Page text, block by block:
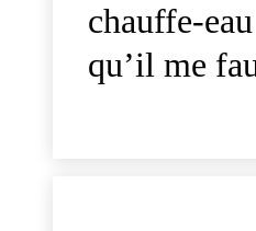
chauffe-eau
qu’il me